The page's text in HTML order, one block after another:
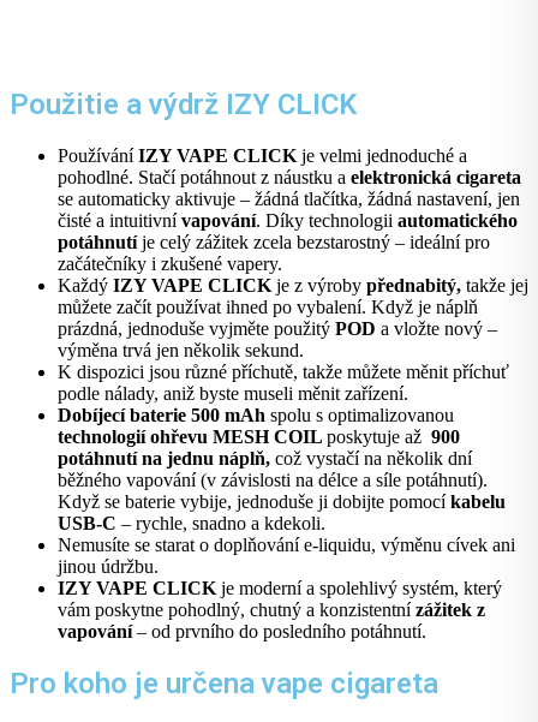
Použitie a výdrž IZY CLICK
PoužíváníIZY VAPE CLICK je velmi jednoduché a
pohodlné. Stačí potáhnout z náustku a elektronická cigareta
se automaticky aktivuje – žádná tlačítka, žádná nastavení, jen
čisté a intuitivnívapování. Díky technologii automatického
potáhnutíje celý zážitek zcela bezstarostný – ideální pro
začátečníky i zkušené vapery.
Každý IZY VAPE CLICK je z výroby přednabitý, takže jej
můžete začít používat ihned po vybalení. Když je náplň
prázdná, jednoduše vyjměte použitý POD a vložte nový –
výměna trvá jen několik sekund.
K dispozici jsou různé příchutě, takže můžete měnit příchuť
podle nálady, aniž byste museli měnit zařízení.
Dobíjecí baterie 500 mAh spolu s optimalizovanou
technologií ohřevu MESH COIL poskytuje až 900
potáhnutí na jednu náplň, což vystačí na několik dní
běžného vapování (v závislosti na délce a síle potáhnutí).
Když se baterie vybije, jednoduše ji dobijte pomocíkabelu
USB-C – rychle, snadno a kdekoli.
Nemusíte se starat o doplňování e-liquidu, výměnu cívek ani
jinou údržbu.
IZY VAPE CLICK je moderní a spolehlivý systém, který
vám poskytne pohodlný, chutný a konzistentnízážitek z
vapování– od prvního do posledního potáhnutí.
Pro koho je určena vape cigareta